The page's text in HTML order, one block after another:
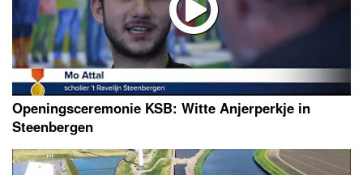
Openingsceremonie KSB: Witte Anjerperkje in
Steenbergen